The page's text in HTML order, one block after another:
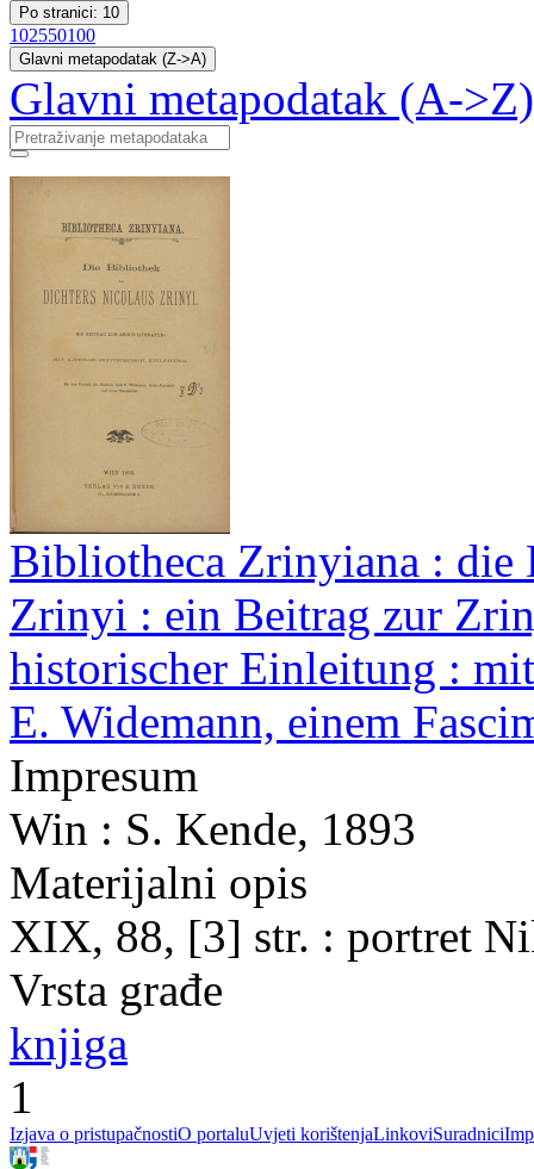
Po stranici: 10
102550100
Glavni metapodatak (Z->A)
Glavni metapodatak (A->Z)
Bibliotheca Zrinyiana : die
Zrinyi : ein Beitrag zur
historischer Einleitung :
E. Widemann, einem
Impresum
Win : S. Kende, 1893
Materijalni opis
XIX, 88, [3] str. : portret
Vrsta građe
knjiga
1
Izjava o pristupačnostiO portaluUvjeti korištenjaLinkoviSuradnici